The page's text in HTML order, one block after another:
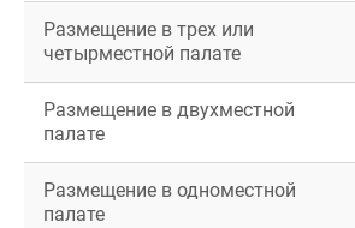
Размещение в трех или
четырместной палате
Размещение в двухместной
палате
Размещение в одноместной
палате